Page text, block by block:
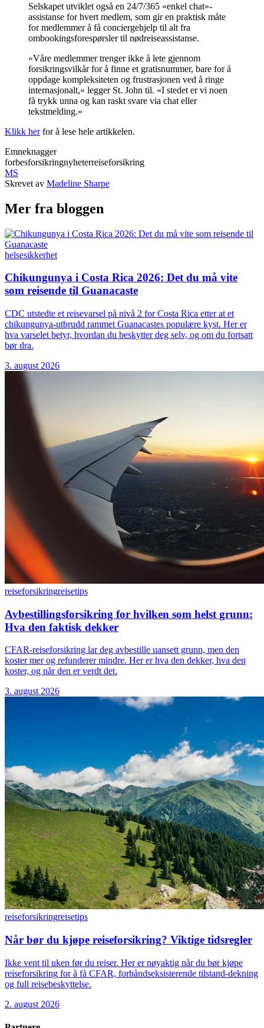
Selskapet utviklet også en 24/7/365 «enkel chat»-
assistanse for hvert medlem, som gir en praktisk måte
for medlemmer å få conciergehjelp til alt fra
ombookingsforespørsler til nødreiseassistanse.
«Våre medlemmer trenger ikke å lete gjennom
forsikringsvilkår for å finne et gratisnummer, bare for å
oppdage kompleksiteten og frustrasjonen ved å ringe
internasjonalt,» legger St. John til. «I stedet er vi noen
få trykk unna og kan raskt svare via chat eller
tekstmelding.»
Klikk herfor å lese hele artikkelen.
Emneknagger
forbesforsikringnyheterreiseforsikring
MS
Skrevet av Madeline Sharpe
Mer fra bloggen
helsesikkerhet
Chikungunya i Costa Rica 2026: Det du må vite
som reisende til Guanacaste
CDC utstedte et reisevarsel på nivå 2 for Costa Rica etter at et
chikungunya-utbrudd rammet Guanacastes populære kyst. Her er
hva varselet betyr, hvordan du beskytter deg selv, og om du fortsatt
bør dra.
3. august 2026
reiseforsikringreisetips
Avbestillingsforsikring for hvilken som helst grunn:
Hva den faktisk dekker
CFAR-reiseforsikring lar deg avbestille uansett grunn, men den
koster mer og refunderer mindre. Her er hva den dekker, hva den
koster, og når den er verdt det.
3. august 2026
reiseforsikringreisetips
Når bør du kjøpe reiseforsikring? Viktige tidsregler
Ikke vent til uken før du reiser. Her er nøyaktig når du bør kjøpe
reiseforsikring for å få CFAR, forhåndseksisterende tilstand-dekning
og full reisebeskyttelse.
2. august 2026